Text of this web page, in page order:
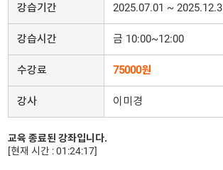
강습기간 2025.07.01 ~
강습시간 금 10:00~12:00
수강료 75000원
강사 이미경
교육 종료된 강좌입니다.
[현재 시간 : 01:24:17]